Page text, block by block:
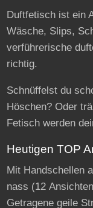
Duftfetisch ist ein
Wäsche, Slips,
verführerische
richtig.
Schnüffelst du
Höschen? Oder
Fetisch werden
Heutigen TOP
Mit Handschellen
nass (12
Getragene geile